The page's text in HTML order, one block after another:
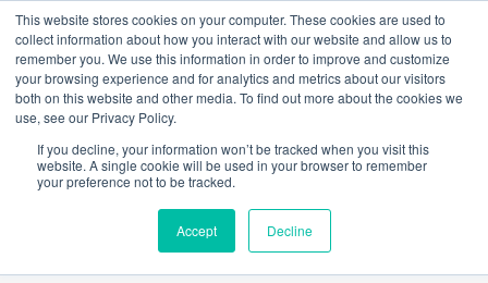
This website stores cookies on your computer. These cookies are used to
collect information about how you interact with our website and allow us to
remember you. We use this information in order to improve and customize
your browsing experience and for analytics and metrics about our visitors
both on this website and other media. To find out more about the cookies we
use, see our Privacy Policy.
If you decline, your information won’t be tracked when you visit this
website. A single cookie will be used in your browser to remember
your preference not to be tracked.
Accept Decline
W
h
a
t
s
a
p
F
a
c
e
b
k
Y
o
u
t
u
I
n
s
t
a
a
m
L
i
n
k
e
n
mercadeo@grupoeib.com WhatsApp:+57
3103229640PBX:+ 601 342 80 45